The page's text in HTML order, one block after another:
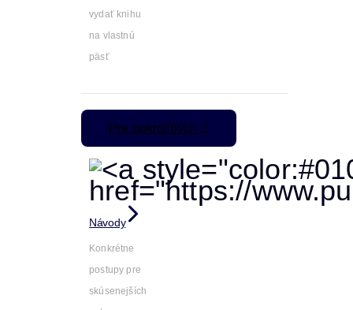
vydať knihu
na vlastnú
päsť
Pre pokročilých
Návody
Konkrétne
postupy pre
skúsenejších